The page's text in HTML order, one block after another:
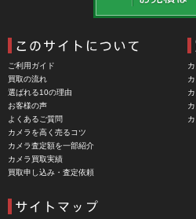
Carhartt（カーハート）
Carl Zeiss Jena（カールツアイスイ
CASIO（カシオ）
CBL Lens（シービーエル）
CHINON（チノン）
CHIYOCA 千代田商会（ちよだしょう
CIESTA（シエスタ）
ご利用ガイド
買取の流れ
選ばれる10の理由
お客様の声
よくあるご質問
カメラを高く売るコツ
カメラ査定額を一部紹介
カメラ買取実績
買取申し込み・査定依頼